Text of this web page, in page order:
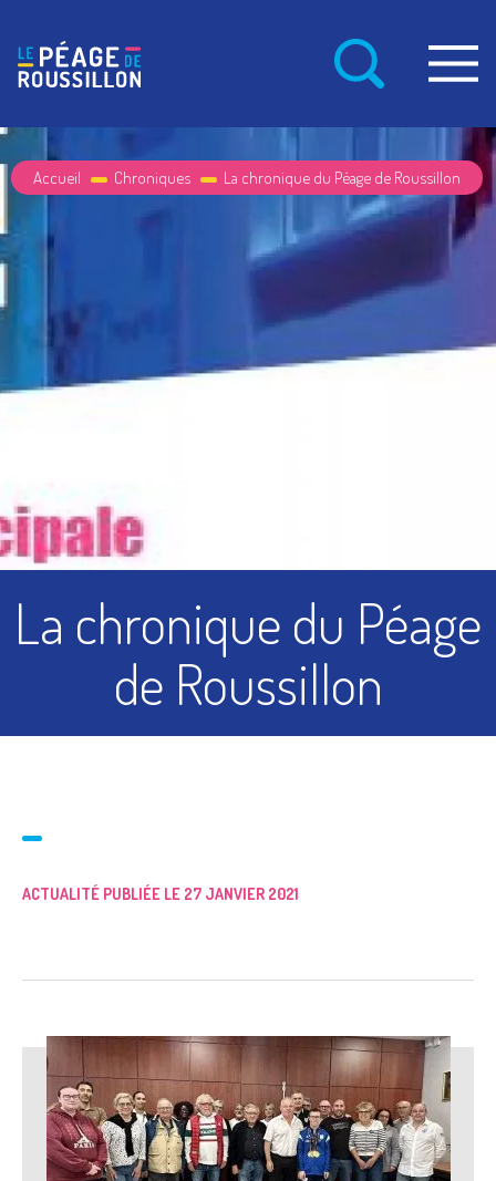
Accueil Chroniques La chronique du Péage de Roussillon
La chronique du Péage
de Roussillon
ACTUALITÉ PUBLIÉE LE 27 JANVIER 2021